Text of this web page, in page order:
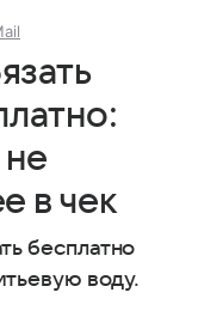
в чек
бесплатно
воду.